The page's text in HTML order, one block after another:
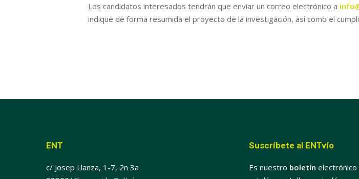
Los candidatos interesados ​​tendrán que enviar un correo electrónico a
indique de forma resumida el proyecto de la investigación, así como el
ENT
c/ Josep Llanza, 1-7, 2n 3a
Suscríbete al ENTvío
Es nuestro boletín electrónico